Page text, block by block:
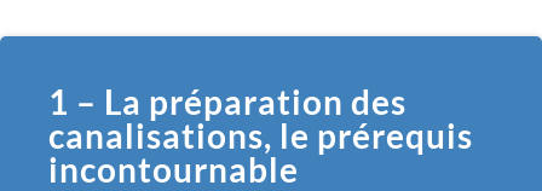
1 – La préparation des
canalisations, le prérequis
incontournable